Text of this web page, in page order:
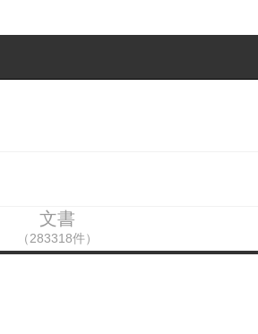
文書
（283318件）